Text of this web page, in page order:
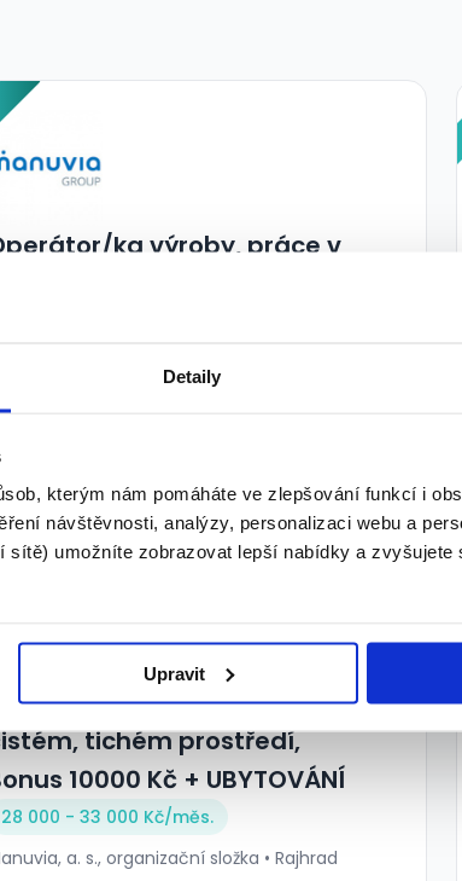
Detaily
kterým nám pomáháte ve zlepšování funkcí i
návštěvnosti, analýzy, personalizaci webu a
sítě) umožníte zobrazovat lepší nabídky a
Upravit
ka výroby, práce v
Operátor/ka výroby, práce v
tichém prostředí,
10000 Kč + UBYTOVÁNÍ
28 000 - 33 000 Kč/měs.
a. s., organizační složka • Rajhrad